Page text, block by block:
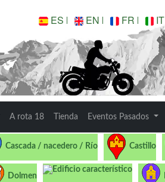
ES EN FR IT
A rota 18 Tienda Eventos Pasados
Cascada / nacedero / Río Castillo
Dolmen
Edificio característico